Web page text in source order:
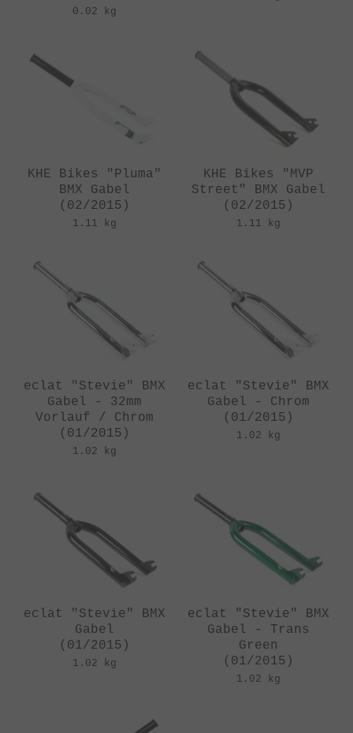
0.02 kg
KHE Bikes "Pluma"
BMX Gabel
(02/2015)
1.11 kg
KHE Bikes "MVP
Street" BMX Gabel
(02/2015)
1.11 kg
eclat "Stevie" BMX
Gabel - 32mm
Vorlauf / Chrom
(01/2015)
1.02 kg
eclat "Stevie" BMX
Gabel - Chrom
(01/2015)
1.02 kg
eclat "Stevie" BMX
Gabel
(01/2015)
1.02 kg
eclat "Stevie" BMX
Gabel - Trans
Green
(01/2015)
1.02 kg